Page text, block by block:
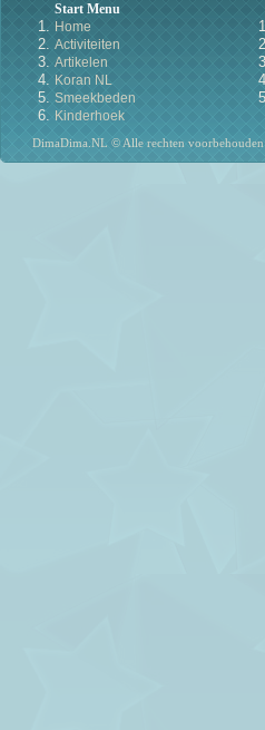
Start Menu
Home
Activiteiten
Artikelen
Koran NL
Smeekbeden
Kinderhoek
DimaDima.NL © Alle rechten voorbehouden